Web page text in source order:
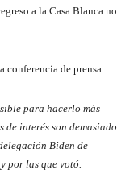
a la Casa Blanca no
conferencia de prensa:
para hacerlo más
interés son demasiado
Biden de
por las que votó.